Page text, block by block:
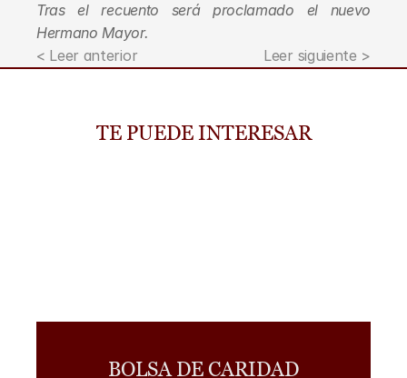
Tras el recuento será proclamado el nuevo
Hermano Mayor.
< Leer anterior
Leer siguiente >
TE PUEDE INTERESAR
BOLSA DE CARIDAD